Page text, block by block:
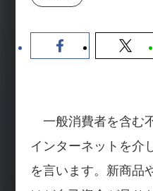
2026-
一般消費者を含む
インターネットを介
を言います。新商品